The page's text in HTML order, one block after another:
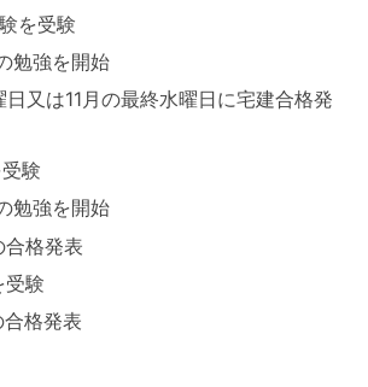
を受験
勉強を開始
日又は11月の最終水曜日に宅建合格発
験
勉強を開始
格発表
受験
格発表